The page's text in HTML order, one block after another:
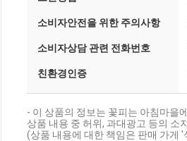
소비자안전을 위한 주의사항
소비자상담 관련 전화번호
친환경인증
- 이 상품의 정보는 꽃피는 아침마을
상품 내용 중 허위, 과대광고 등의
(상품 내용에 대한 책임은 판매 가게